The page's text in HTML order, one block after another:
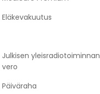
Eläkevakuutus
Julkisen yleisradiotoiminnan
vero
Päiväraha